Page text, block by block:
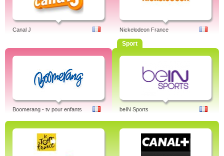
Canal J Nickelodeon France
Boomerang - tv pour enfants
Sport
beIN Sports